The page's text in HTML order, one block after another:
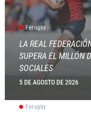
Ferugby
LA REAL
SUPERA EL MILLÓN
SOCIALES
5 DE AGOSTO DE 2026
Ferugby